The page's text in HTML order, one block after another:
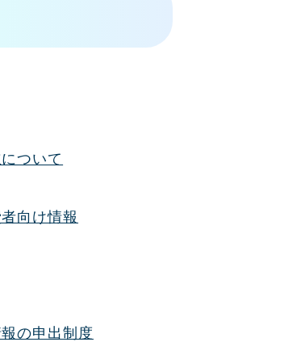
ついて
向け情報
の申出制度